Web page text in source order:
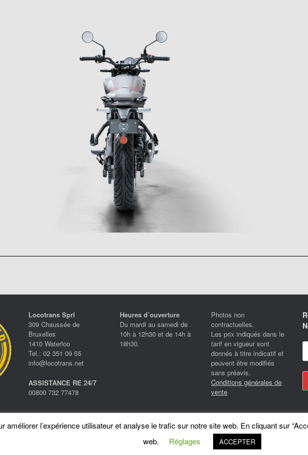
Locotrans Sprl
309 Chaussée de
Bruxelles
1410 Waterloo
Tel.: 02 351 09 55
info@locotrans.net
ASSISTANCE RE 24/7
00800 732 77478
Heures d’ouverture
Du mardi au samedi de
10h à 12h30 et de 14h à
18h30.
Photos non
contractuelles.
Les prix indiqués dans le
tarif en vigueur sont
donnés à titre indicatif et
peuvent être modifiés
sans préavis.
Conditions générales de
vente
ASiteOrigin Theme
améliorer l’expérience utilisateur et analyse le trafic sur notre site web. En cliquant sur
web.
Réglages ACCEPTER